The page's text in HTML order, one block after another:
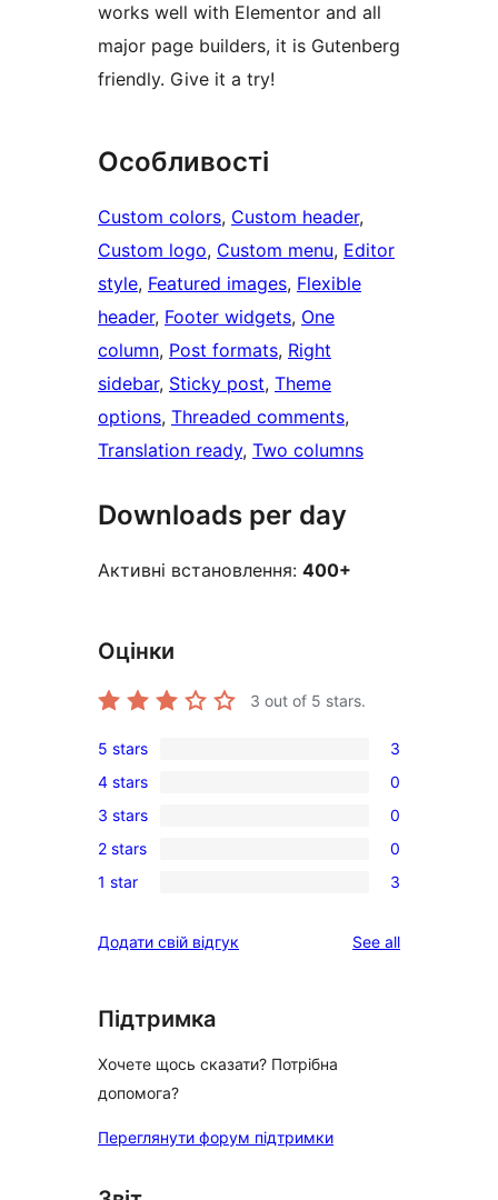
works well with Elementor and all
major page builders, it is Gutenberg
friendly. Give it a try!
Особливості
Custom colors, Custom header
Custom logo, Custom menu, Editor
style, Featured images, Flexible
header, Footer widgets, One
column, Post formats, Right
sidebar, Sticky post, Theme
options, Threaded comments
Translation ready, Two columns
Downloads per day
Активні встановлення: 400+
Оцінки
3 out of 5 stars.
3
5-
star
reviews
5 stars 3
0
4-
star
reviews
4 stars 0
0
3-
star
3 stars 0
0
2-
reviews
2 stars 0
3
star
1 star 3
Додати свій відгук See allreviews
Підтримка
Хочете щось сказати? Потрібна
допомога?
Переглянути форум підтримки